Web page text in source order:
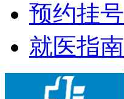
预约挂号
就医指南